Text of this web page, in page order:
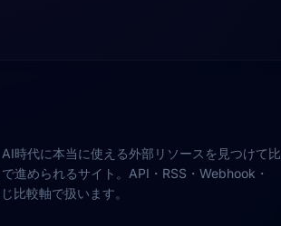
時代に本当に使える外部リソースを見つけて比
進められるサイト。API・RSS・Webhook・
比較軸で扱います。